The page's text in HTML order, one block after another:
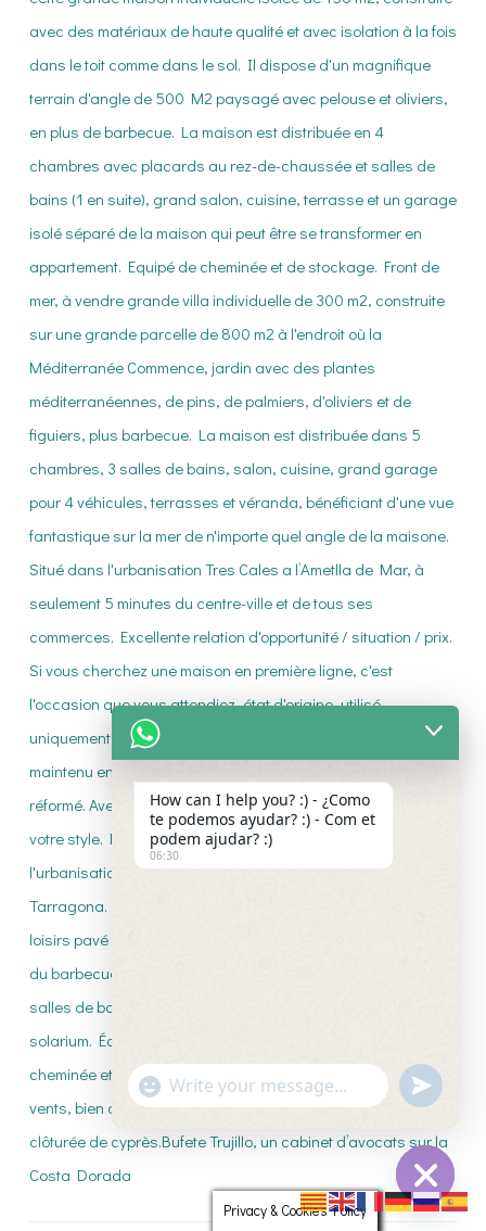
Privacy & Cookies Policy
HIDE
How can I help you? :) - ¿Como
te podemos ayudar? :) - Com et
podem ajudar? :)
06:30
WhatsApp